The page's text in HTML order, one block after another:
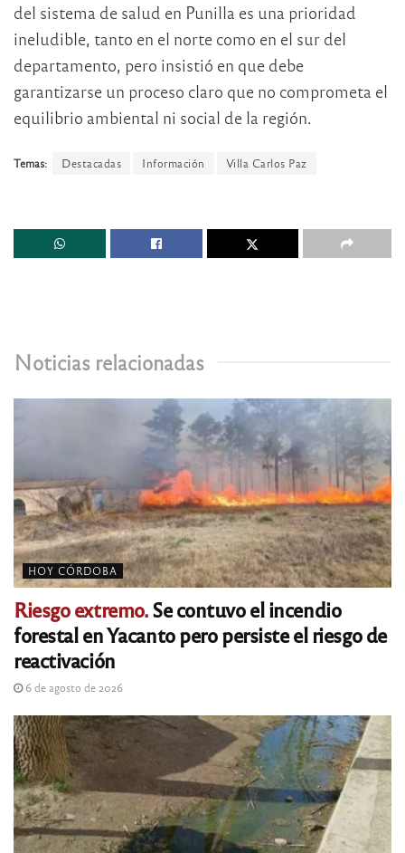
del sistema de salud en Punilla es una prioridad
ineludible, tanto en el norte como en el sur del
departamento, pero insistió en que debe
garantizarse un proceso claro que no comprometa el
equilibrio ambiental ni social de la región.
Temas: Destacadas Información Villa Carlos Paz
Noticias relacionadas
HOY CÓRDOBA
Riesgo extremo.Se contuvo el incendio
forestal en Yacanto pero persiste el riesgo de
reactivación
6 de agosto de 2026